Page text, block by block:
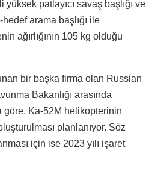
yüksek patlayıcı savaş başlığı ve
arama başlığı ile
ağırlığının 105 kg olduğu
bir başka firma olan Russian
Bakanlığı arasında
Ka-52M helikopterinin
planlanıyor. Söz
için ise 2023 yılı işaret